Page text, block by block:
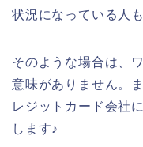
状況になっている人
そのような場合は、
意味がありません。
レジットカード会社
します♪